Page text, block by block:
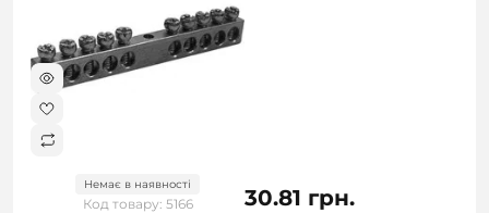
Немає в наявності
Код товару: 5166 30.81 грн.